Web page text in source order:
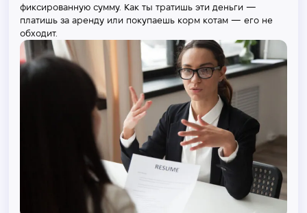
фиксированную сумму. Как ты тратишь эти деньги —
платишь за аренду или покупаешь корм котам — его не
обходит.